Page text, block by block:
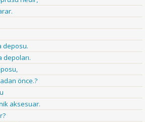
deposu.
önce.?
aksesuar.